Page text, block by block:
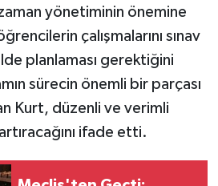
yönetiminin önemine
çalışmalarını sınav
planlaması gerektiğini
sürecin önemli bir parçası
Kurt, düzenli ve verimli
artıracağını ifade etti.